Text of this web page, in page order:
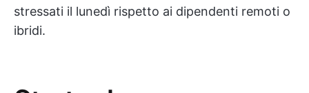
stressati il lunedì rispetto ai dipendenti remoti o
ibridi.